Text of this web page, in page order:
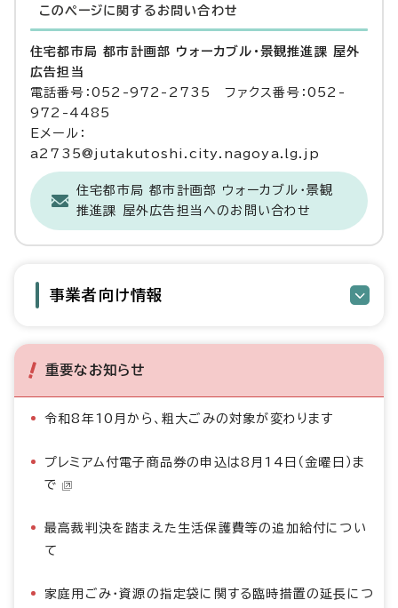
このページに関する お問い合わせ
住宅都市局 都市計画部 ウォーカブル・景観推進課 屋外
広告担当
電話番号：052-972-2735 ファクス番号：052-
972-4485
Eメール：
a2735@jutakutoshi.city.nagoya.lg.jp
住宅都市局 都市計画部 ウォーカブル・景観
推進課 屋外広告担当へのお問い合わせ
事業者向け情報
重要なお知らせ
令和8年10月から、粗大ごみの対象が変わります
プレミアム付電子商品券の申込は8月14日（金曜日）ま
で
最高裁判決を踏まえた生活保護費等の追加給付につい
て
家庭用ごみ・資源の指定袋に関する臨時措置の延長につ